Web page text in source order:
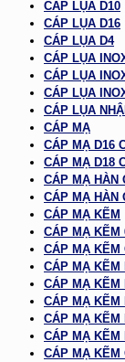
CÁP LỤA D10
CÁP LỤA D16
CÁP LỤA D4
CÁP LỤA
CÁP LỤA
CÁP LỤA
CÁP LỤA
CÁP MẠ
CÁP MẠ D16
CÁP MẠ D18
CÁP MẠ HÀN
CÁP MẠ HÀN
CÁP MẠ KẼM
CÁP MẠ KẼM
CÁP MẠ KẼM
CÁP MẠ KẼM
CÁP MẠ KẼM
CÁP MẠ KẼM
CÁP MẠ KẼM
CÁP MẠ KẼM
CÁP MẠ KẼM